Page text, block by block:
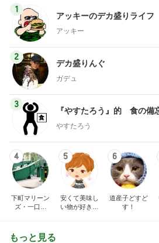
1
アッキーのデカ盛りライフ
アッキー
2
デカ盛りんぐ
ガデュ
3
『やすたろう』的 食の備
やすたろう
4
下町マリーン
ズ・一口馬
そば
5
安くて美味し
い物が好き☆
6
道産子どすど
す！
もっと見る